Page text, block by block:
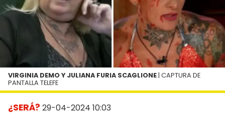
¿SERÁ? 29-04-2024 10:03
VIRGINIA DEMO Y JULIANA FURIA SCAGLIONE | CAPTURA DE
PANTALLA TELEFE